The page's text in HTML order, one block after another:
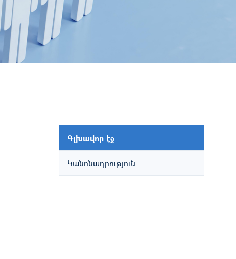
Գլխավոր էջ
Կանոնադրություն